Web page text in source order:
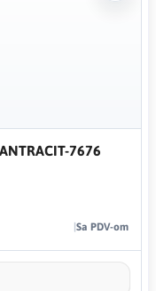
7676
Sa PDV-om